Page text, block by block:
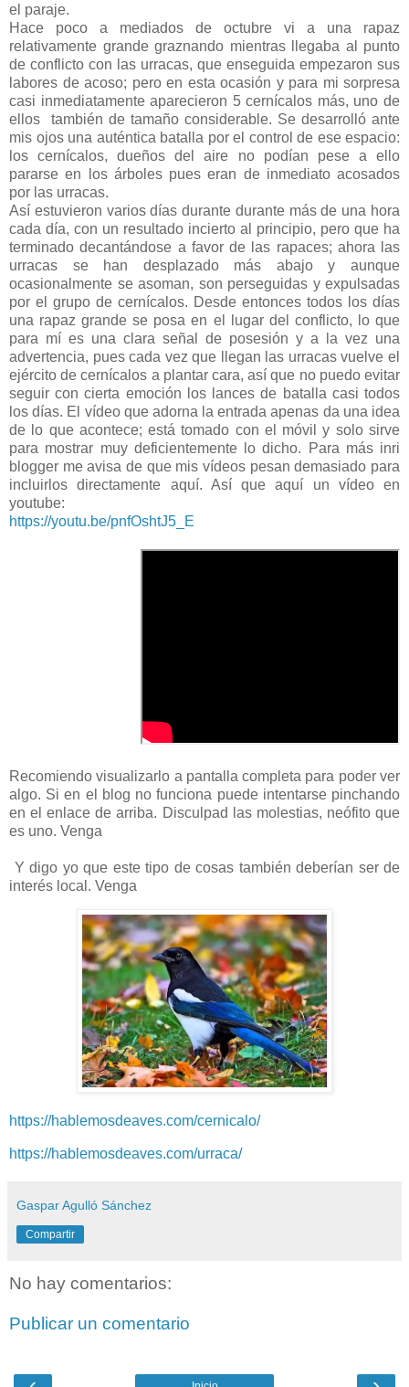
el paraje.
Hace poco a mediados de octubre vi a una rapaz
relativamente grande graznando mientras llegaba al punto
de conflicto con las urracas, que enseguida empezaron sus
labores de acoso; pero en esta ocasión y para mi sorpresa
casi inmediatamente aparecieron 5 cernícalos más, uno de
ellos también de tamaño considerable. Se desarrolló ante
mis ojos una auténtica batalla por el control de ese espacio:
los cernícalos, dueños del aire no podían pese a ello
pararse en los árboles pues eran de inmediato acosados
por las urracas.
Así estuvieron varios días durante durante más de una hora
cada día, con un resultado incierto al principio, pero que ha
terminado decantándose a favor de las rapaces; ahora las
urracas se han desplazado más abajo y aunque
ocasionalmente se asoman, son perseguidas y expulsadas
por el grupo de cernícalos. Desde entonces todos los días
una rapaz grande se posa en el lugar del conflicto, lo que
para mí es una clara señal de posesión y a la vez una
advertencia, pues cada vez que llegan las urracas vuelve el
ejército de cernícalos a plantar cara, así que no puedo evitar
seguir con cierta emoción los lances de batalla casi todos
los días. El vídeo que adorna la entrada apenas da una idea
de lo que acontece; está tomado con el móvil y solo sirve
para mostrar muy deficientemente lo dicho. Para más inri
blogger me avisa de que mis vídeos pesan demasiado para
incluirlos directamente aquí. Así que aquí un vídeo en
youtube:
https://youtu.be/pnfOshtJ5_E
Recomiendo visualizarlo a pantalla completa para poder ver
algo. Si en el blog no funciona puede intentarse pinchando
en el enlace de arriba. Disculpad las molestias, neófito que
es uno. Venga
Y digo yo que este tipo de cosas también deberían ser de
interés local. Venga
https://hablemosdeaves.com/cernicalo/
https://hablemosdeaves.com/urraca/
Gaspar Agulló Sánchez
Compartir
No hay comentarios:
Publicar un comentario